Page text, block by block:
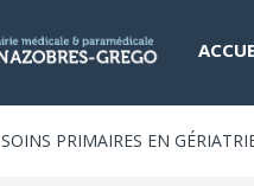
SOINS PRIMAIRES EN